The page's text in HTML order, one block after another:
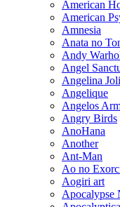
American
American
Amnesia
Anata no
Andy
Angel
Angelina
Angelique
Angelos
Angry Birds
AnoHana
Another
Ant-Man
Ao no
Aogiri art
Apocalypse